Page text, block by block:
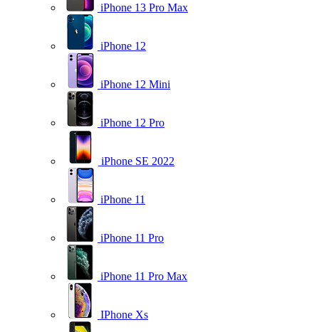
iPhone 13 Pro Max
iPhone 12
iPhone 12 Mini
iPhone 12 Pro
iPhone SE 2022
iPhone 11
iPhone 11 Pro
iPhone 11 Pro Max
IPhone Xs